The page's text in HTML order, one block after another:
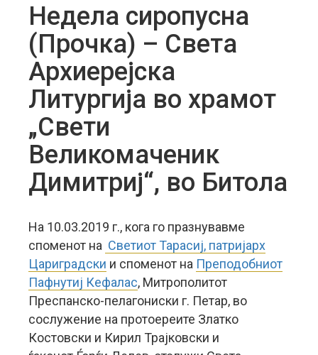
Недела сиропусна
(Прочка) – Света
Архиерејска
Литургија во храмот
„Свети
Великомаченик
Димитриј“, во Битола
На 10.03.2019 г., кога го празнувавме
споменот на Светиот Тарасиј, патријарх
Цариградски и споменот на Преподобниот
Пафнутиј Кефалас, Митрополитот
Преспанско-пелагониски г. Петар, во
сослужение на протоереите Златко
Костовски и Кирил Трајковски и